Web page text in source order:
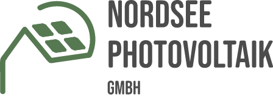
springen